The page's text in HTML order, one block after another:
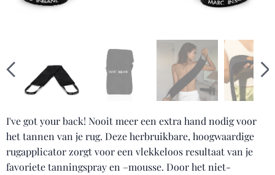
I've got your back! Nooit meer een extra hand nodig voor
het tannen van je rug. Deze herbruikbare, hoogwaardige
rugapplicator zorgt voor een vlekkeloos resultaat van je
favoriete tanningspray en –mousse. Door het niet-